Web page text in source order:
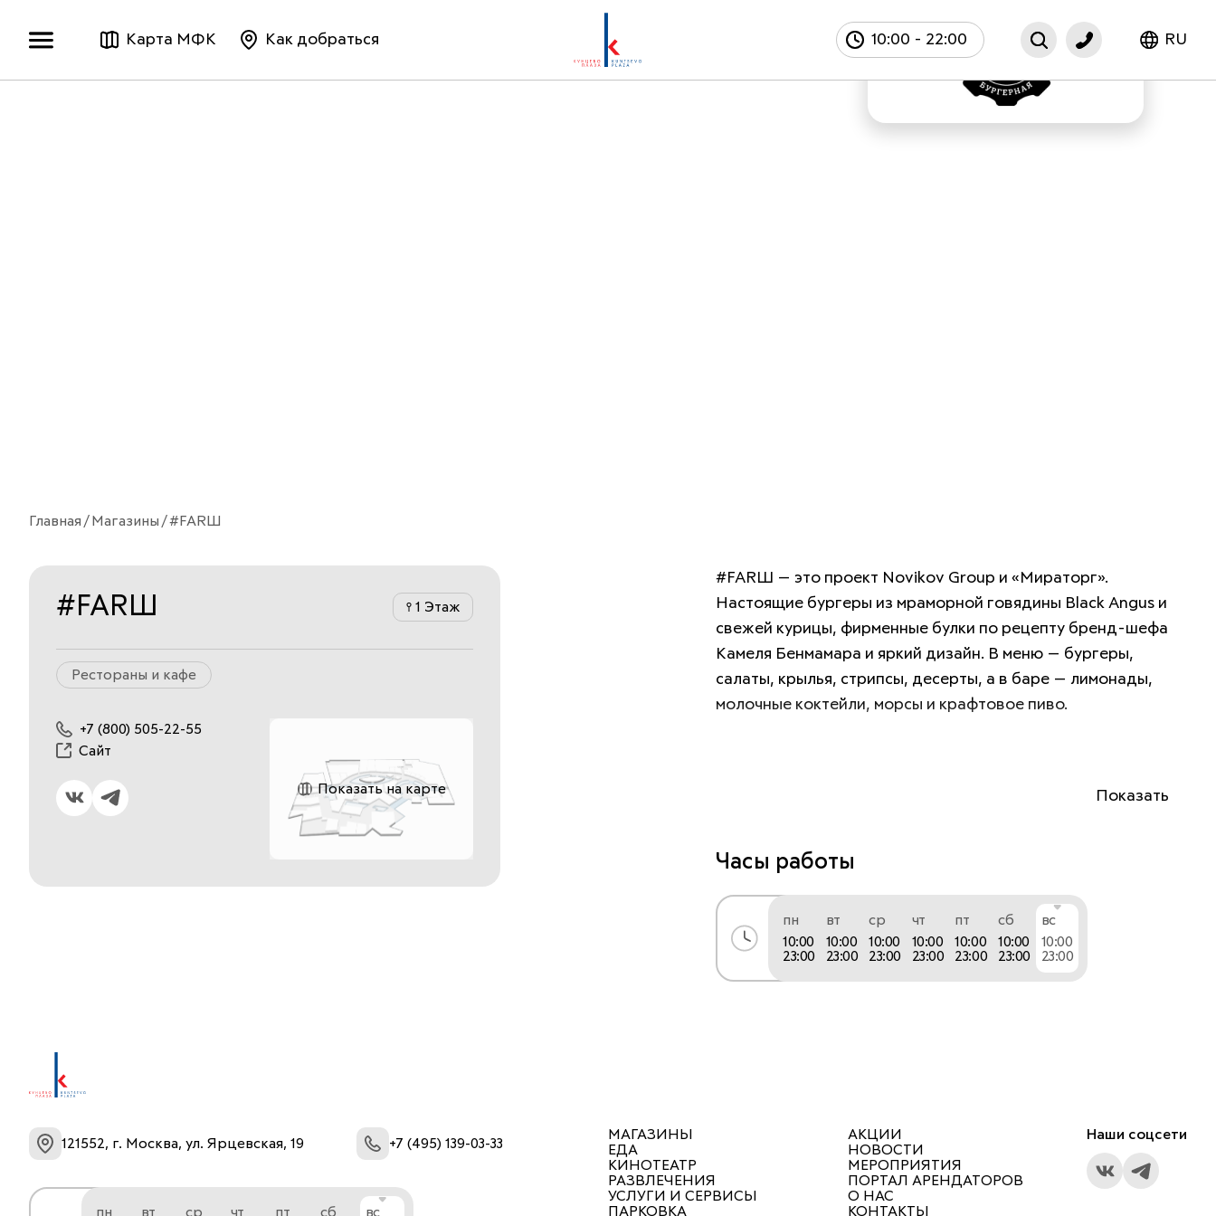
Карта МФК Как добраться 10:00 - 22:00 RU
Главная Магазины #FARШ
#FARШ 1 Этаж
Рестораны и кафе
+7 (800) 505-22-55
Сайт
Показать на карте
#FARШ — это проект Novikov Group и «Мираторг».
Настоящие бургеры из мраморной говядины Black Angus и
свежей курицы, фирменные булки по рецепту бренд-шефа
Камеля Бенмамара и яркий дизайн. В меню — бургеры,
салаты, крылья, стрипсы, десерты, а в баре — лимонады,
молочные коктейли, морсы и крафтовое пиво.
Показать
Часы работы
пн
10:00
23:00
вт
10:00
23:00
ср
10:00
23:00
чт
10:00
23:00
пт
10:00
23:00
сб
10:00
23:00
вс
10:00
23:00
121552, г. Москва, ул. Ярцевская, 19 +7 (495) 139-03-33
пн вт ср чт пт сб вс
МАГАЗИНЫ
ЕДА
КИНОТЕАТР
РАЗВЛЕЧЕНИЯ
УСЛУГИ И СЕРВИСЫ
ПАРКОВКА
АКЦИИ
НОВОСТИ
МЕРОПРИЯТИЯ
ПОРТАЛ АРЕНДАТОРОВ
О НАС
КОНТАКТЫ
Наши соцсети